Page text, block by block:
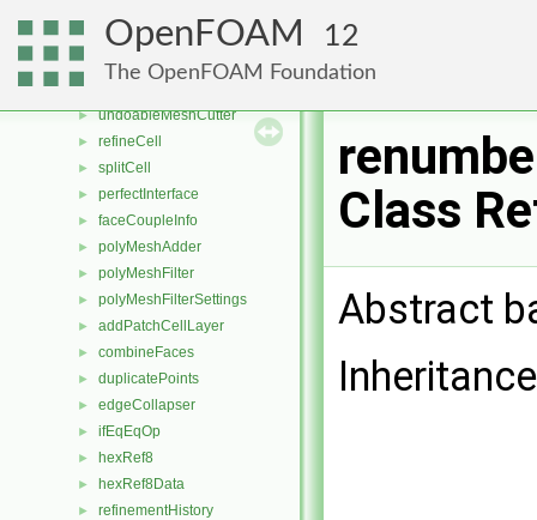
OpenFOAM 12
The OpenFOAM Foundation
► meshCutter
► multiDirRefinement
►
► undoableMeshCutter
► refineCell
► splitCell
► perfectInterface
► faceCoupleInfo
► polyMeshAdder
► polyMeshFilter
► polyMeshFilterSettings
► addPatchCellLayer
► combineFaces
► duplicatePoints
► edgeCollapser
► ifEqEqOp
► hexRef8
► hexRef8Data
► refinementHistory
Class
Abstract